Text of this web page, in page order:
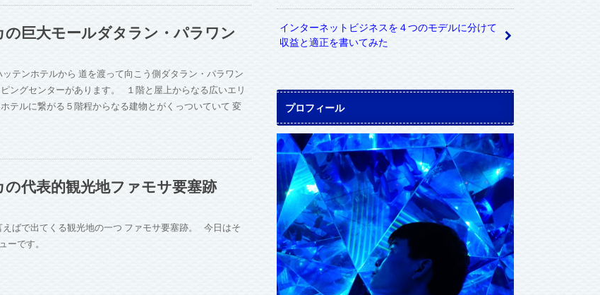
の巨大モールダタラン・パラワン
ッテンホテルから 道を渡って向こう側ダタラン・パラワン
ングセンターがあります。 １階と屋上からなる広いエリ
テルに繋がる５階程からなる建物とがくっついていて 変
の代表的観光地ファモサ要塞跡
えばで出てくる観光地の一つ ファモサ要塞跡。 今日はそ
ーです。
インターネットビジネスを４つのモデルに分けて
収益と適正を書いてみた
プロフィール